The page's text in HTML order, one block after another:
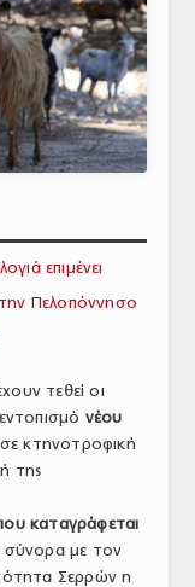
επιμένει
Πελοπόννησο
τεθεί οι
νέου
σε κτηνοτροφική
της
καταγράφεται
με τον
Σερρών η